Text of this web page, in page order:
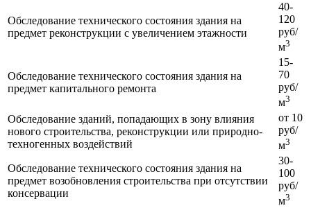
Обследование технического состояния здания на
предмет реконструкции с увеличением этажности
40-
120
руб/
м3
Обследование технического состояния здания на
предмет капитального ремонта
15-
70
руб/
м3
Обследование зданий, попадающих в зону влияния
нового строительства, реконструкции или природно-
техногенных воздействий
от 10
руб/
м3
Обследование технического состояния здания на
предмет возобновления строительства при отсутствии
консервации
30-
100
руб/
м3